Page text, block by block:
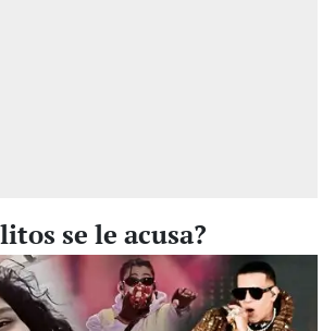
se le acusa?